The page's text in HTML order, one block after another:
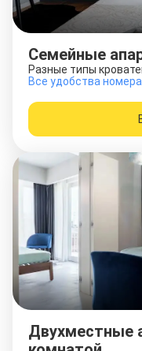
Семейные
Разные типы
Все удобства номера
Двухместные